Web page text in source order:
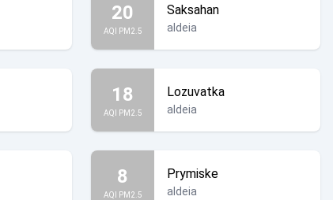
20
AQI PM2.5
Saksahan
aldeia
18
AQI PM2.5
Lozuvatka
aldeia
8
AQI PM2.5
Prymiske
aldeia